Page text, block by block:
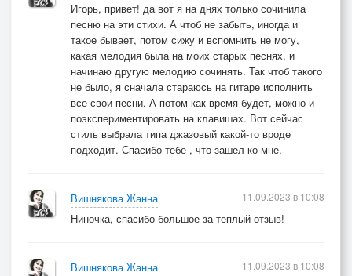
Игорь, привет! да вот я на днях только сочинила
песню на эти стихи. А чтоб не забыть, иногда и
такое бывает, потом сижу и вспомнить не могу,
какая мелодия была на моих старых песнях, и
начинаю другую мелодию сочинять. Так чтоб такого
не было, я сначала стараюсь на гитаре исполнить
все свои песни. А потом как время будет, можно и
поэкспериментировать на клавишах. Вот сейчас
стиль выбрала типа джазовый какой-то вроде
подходит. Спасибо тебе , что зашел ко мне.
Вишнякова Жанна
Ниночка, спасибо большое за теплый отзыв!
11.09.2023 в 10:08
Вишнякова Жанна
11.09.2023 в 10:08